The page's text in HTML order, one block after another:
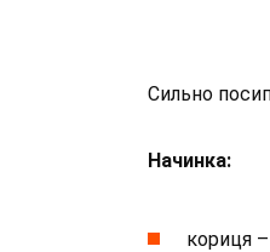
Сильно
Начинка:
кориця